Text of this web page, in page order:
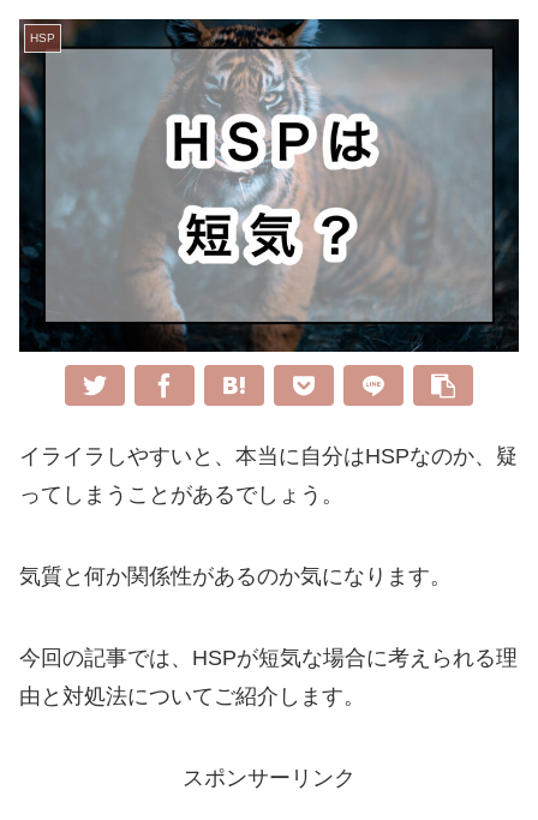
HSP
イライラしやすいと、本当に自分はHSPなのか、疑
ってしまうことがあるでしょう。
気質と何か関係性があるのか気になります。
今回の記事では、HSPが短気な場合に考えられる理
由と対処法についてご紹介します。
スポンサーリンク